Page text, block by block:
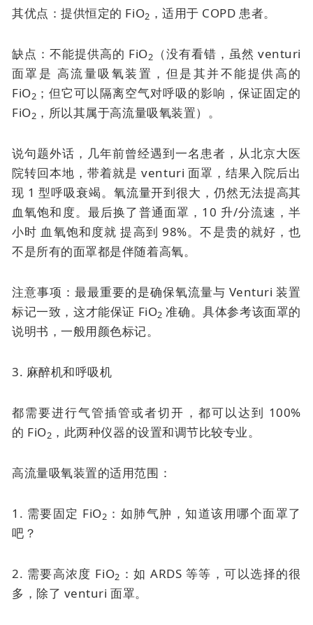
其优点：提供恒定的 FiO2 ，适用于 COPD 患者。
缺点：不能提供高的 FiO2 （没有看错，虽然venturi
面罩是 高流量吸氧装置，但是其并不能提供高的
FiO2 ；但它可以隔离空气对呼吸的影响，保证固定的
FiO2 ，所以其属于高流量吸氧装置）。
说句题外话，几年前曾经遇到一名患者，从北京大医
院转回本地，带着就是venturi 面罩 ，结果入院后出
现 1 型呼吸衰竭。氧流量开到很大，仍然无法提高其
血氧饱和度。最后换了普通面罩，10 升/分流速，半
小时 血氧饱和度就 提高到 98%。不是贵的就好，也
不是所有的面罩都是伴随着高氧。
注意事项：最最重要的是确保氧流量与 Venturi 装置
标记一致，这才能保证 FiO2 准确。具体参考该面罩的
说明书，一般用颜色标记。
3. 麻醉机和呼吸机
都需要进行气管插管或者切开，都可以达到 100%
的 FiO2 ，此两种仪器的设置和调节比较专业。
高流量吸氧装置的适用范围：
1. 需要固定 FiO2 ：如肺气肿，知道该用哪个面罩了
吧？
2. 需要高浓度 FiO2 ：如 ARDS 等等，可以选择的很
多，除了 venturi 面罩。